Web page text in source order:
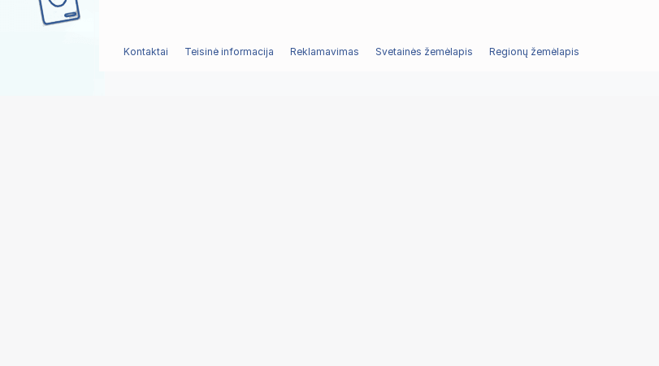
Kontaktai Teisinė informacija Reklamavimas Svetainės žemėlapis Regionų žemėlapis